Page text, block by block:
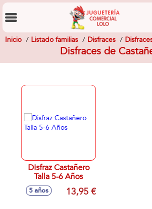
Inicio Listado familias Disfraces
Disfraces de
Disfraz Castañero
Talla 5-6 Años
5 años 13,95 €